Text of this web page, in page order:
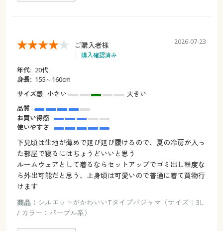
ご購入者様
購入確認済み
2026-07-23
年代: 20代
身長: 155～160cm
サイズ感 小さい
大きい
品質
お買い得感
使いやすさ
下見頃は生地が薄めで延び延び履けるので、夏の冷房が入っ
た部屋で寝るにはちょうどいいと思う
ルームウェアとして着るならセットアップでゴミ出し程度な
ら外出可能だと思う、上身頃は可愛いので普通に着て買物行
けます
商品： シルエットがかわいいTタイプパジャマ（サイズ：3L
/ カラー：パープル系）